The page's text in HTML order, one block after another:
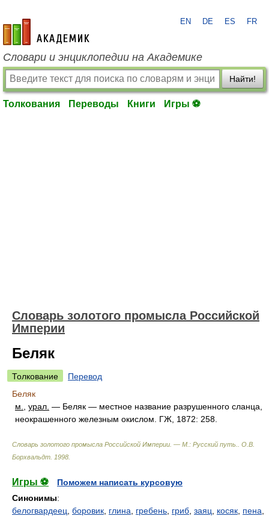
academic.ru
EN DE ES FR
Словари и энциклопедии на Академике
Найти!
Толкования Переводы Книги Игры ⚽
Словарь золотого промысла Российской
Империи
Беляк
Толкование
Перевод
Беляк
м.
урал. — Беляк — местное название разрушенного сланца,
неокрашенного железным окислом. ГЖ, 1872: 258.
Словарь золотого промысла Российской Империи. — М.: Русский путь.
О.В.
Борхвальдт 1998
Игры ⚽
Поможем написать курсовую
Синонимы:
белогвардеец боровик глина гребень гриб заяц косяк пена